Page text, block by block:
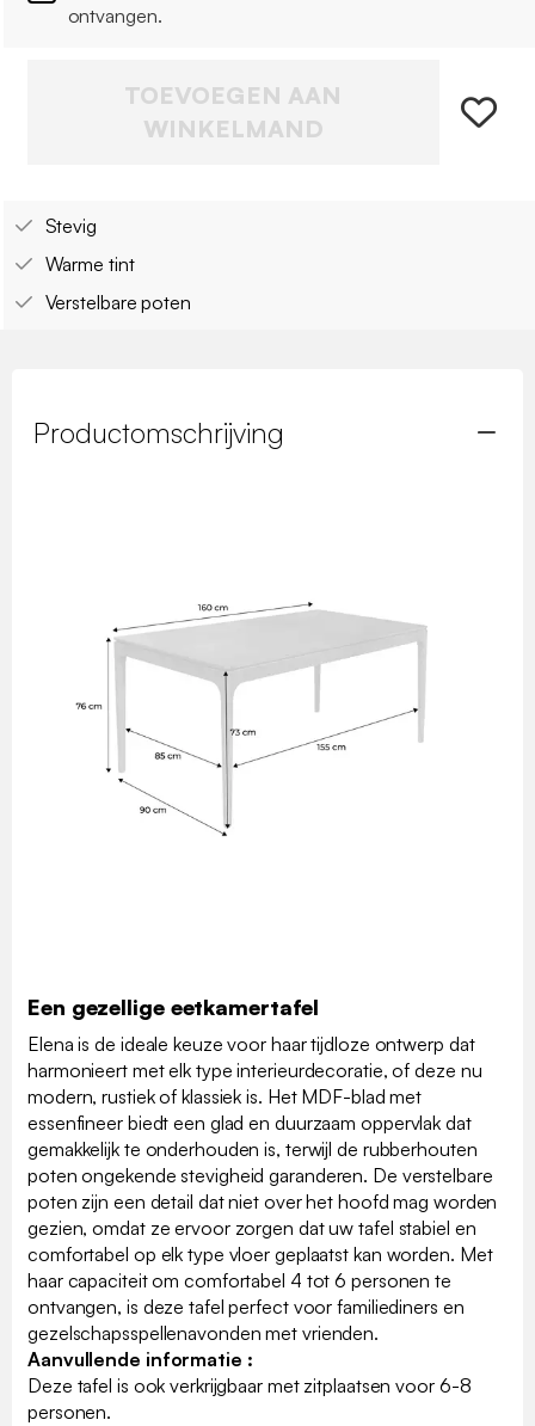
ontvangen.
TOEVOEGEN AAN
WINKELMAND
Stevig
Warme tint
Verstelbare poten
Productomschrijving
Een gezellige eetkamertafel
Elena is de ideale keuze voor haar tijdloze ontwerp dat
harmonieert met elk type interieurdecoratie, of deze nu
modern, rustiek of klassiek is. Het MDF-blad met
essenfineer biedt een glad en duurzaam oppervlak dat
gemakkelijk te onderhouden is, terwijl de rubberhouten
poten ongekende stevigheid garanderen. De verstelbare
poten zijn een detail dat niet over het hoofd mag worden
gezien, omdat ze ervoor zorgen dat uw tafel stabiel en
comfortabel op elk type vloer geplaatst kan worden. Met
haar capaciteit om comfortabel 4 tot 6 personen te
ontvangen, is deze tafel perfect voor familiediners en
gezelschapsspellenavonden met vrienden.
Aanvullende informatie :
Deze tafel is ook verkrijgbaar met zitplaatsen voor 6-8
personen.